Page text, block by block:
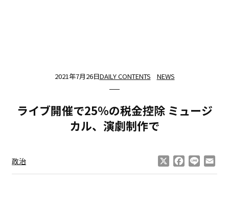
2021年7月26日DAILY CONTENTS NEWS
ライブ開催で25％の税金控除 ミュージ
カル、演劇制作で
政治 Facebook
Line